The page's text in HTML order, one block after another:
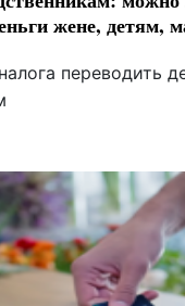
жене, детям,
переводить